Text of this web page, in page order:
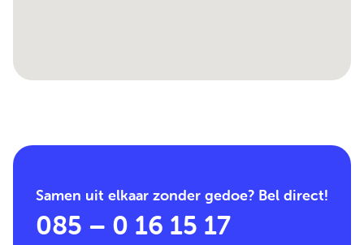
Samen uit elkaar zonder gedoe? Bel direct!
085 – 0 16 15 17